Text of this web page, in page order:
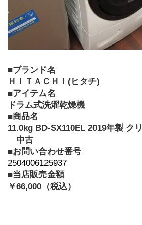
■ブランド名
ＨＩＴＡＣＨＩ(ヒタチ)
■アイテム名
ドラム式洗濯乾燥機
■商品名
11.0kg BD-SX110EL 2019年製 ク
中古
■お問い合わせ番号
2504006125937
■当店販売金額
￥66,000（税込）